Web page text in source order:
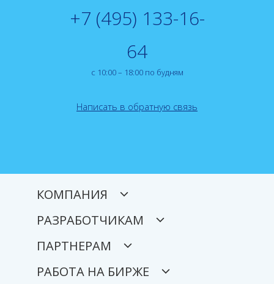
+7 (495) 133-16-
64
с 10:00 – 18:00 по будням
Написать в обратную связь
КОМПАНИЯ
РАЗРАБОТЧИКАМ
ПАРТНЕРАМ
РАБОТА НА БИРЖЕ